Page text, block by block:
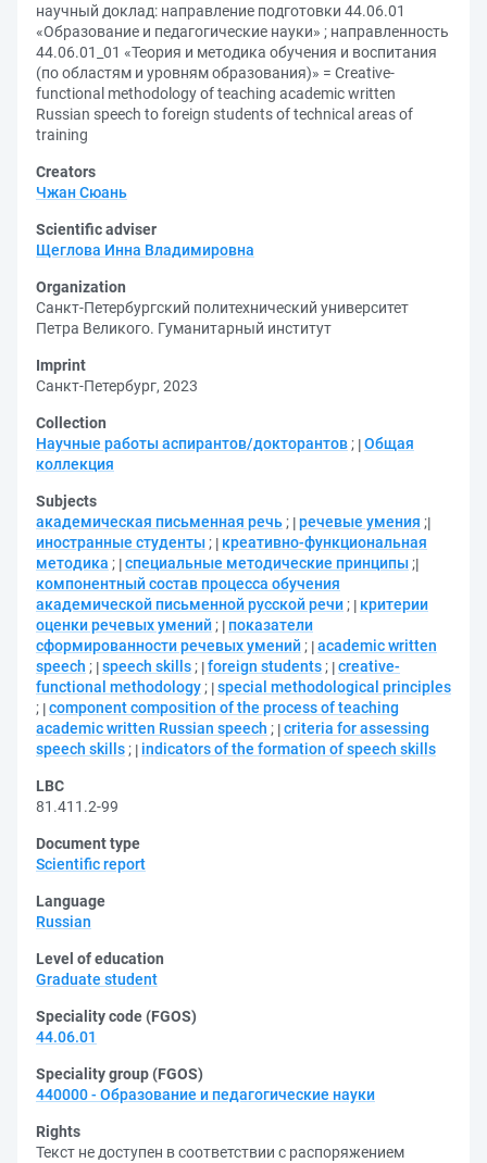
научный доклад: направление подготовки 44.06.01
«Образование и педагогические науки» ; направленность
44.06.01_01 «Теория и методика обучения и воспитания
(по областям и уровням образования)» = Creative-
functional methodology of teaching academic written
Russian speech to foreign students of technical areas of
training
Creators
Чжан Сюань
Scientific adviser
Щеглова Инна Владимировна
Organization
Санкт-Петербургский политехнический университет
Петра Великого. Гуманитарный институт
Imprint
Санкт-Петербург, 2023
Collection
Научные работы аспирантов/докторантов ; Общая
коллекция
Subjects
академическая письменная речь ; речевые умения ;
иностранные студенты ;
креативно-функциональная
методика ; специальные методические принципы ;
компонентный состав процесса обучения
академической письменной русской речи ;
критерии
оценки речевых умений ;
показатели
сформированности речевых умений ; academic written
speech ; speech skills ; foreign students ; creative-
functional methodology ; special methodological principles
; component composition of the process of teaching
academic written Russian speech ; criteria for assessing
speech skills ; indicators of the formation of speech skills
LBC
81.411.2-99
Document type
Scientific report
Language
Russian
Level of education
Graduate student
Speciality code (FGOS)
44.06.01
Speciality group (FGOS)
440000 - Образование и педагогические науки
Rights
Текст не доступен в соответствии с распоряжением